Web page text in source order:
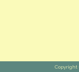
Copyright